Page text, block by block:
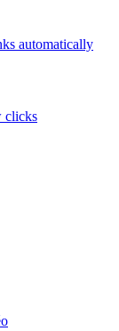
automatically
clicks